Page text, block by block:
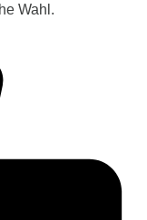
Wahl.